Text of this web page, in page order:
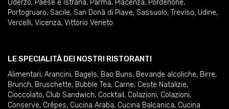
Oderzo, Paese e Istrana, Parma, Piacenza, Pordenone,
Portogruaro, Sacile, San Donà di Piave, Sassuolo, Treviso, Udine,
Vercelli, Vicenza, Vittorio Veneto
LE SPECIALITÀ DEI NOSTRI RISTORANTI
Alimentari, Arancini, Bagels, Bao Buns, Bevande alcoliche, Birre,
Brunch, Bruschette, Bubble Tea, Carne, Ceste Natalizie,
Cioccolato, Club Sandwich, Cocktail , Colazioni, Colazioni,
Conserve, Crêpes, Cucina Araba, Cucina Balcanica, Cucina